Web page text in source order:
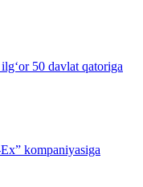
50 davlat qatoriga
kompaniyasiga